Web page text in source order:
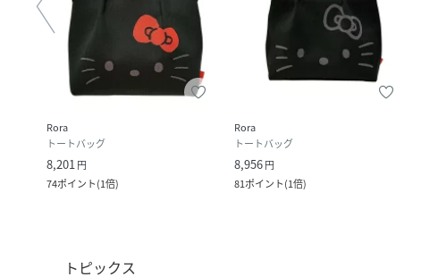
Rora
トートバッグ
8,201円
74ポイント(1倍)
Rora
トートバッグ
8,956円
81ポイント(1倍)
トピックス